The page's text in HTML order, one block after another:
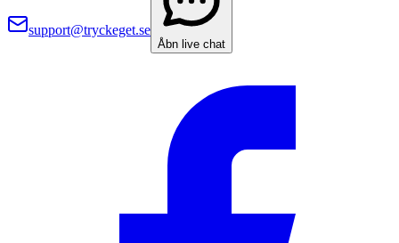
support@tryckeget.se
Åbn live chat